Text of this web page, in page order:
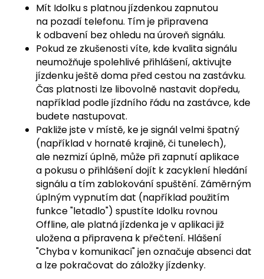
Mít Idolku s platnou jízdenkou zapnutou
na pozadí telefonu. Tím je připravena
k odbavení bez ohledu na úroveň signálu.
Pokud ze zkušenosti víte, kde kvalita signálu
neumožňuje spolehlivé přihlášení, aktivujte
jízdenku ještě doma před cestou na zastávku.
Čas platnosti lze libovolně nastavit dopředu,
například podle jízdního řádu na zastávce, kde
budete nastupovat.
Pakliže jste v místě, ke je signál velmi špatný
(například v hornaté krajině, či tunelech),
ale nezmizí úplně, může při zapnutí aplikace
a pokusu o přihlášení dojít k zacyklení hledání
signálu a tím zablokování spuštění. Záměrným
úplným vypnutím dat (například použitím
funkce "letadlo") spustíte Idolku rovnou
Offline, ale platná jízdenka je v aplikaci již
uložena a připravena k přečtení. Hlášení
"Chyba v komunikaci" jen označuje absenci dat
a lze pokračovat do záložky jízdenky.